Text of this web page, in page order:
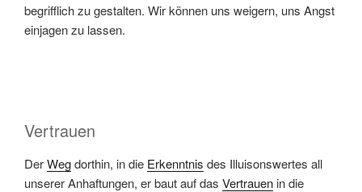
begrifflich zu gestalten. Wir können uns weigern, uns Angst
einjagen zu lassen.
Vertrauen
DerWegdorthin, in die Erkenntnis des Illuisonswertes all
unserer Anhaftungen, er baut auf das Vertrauen in die